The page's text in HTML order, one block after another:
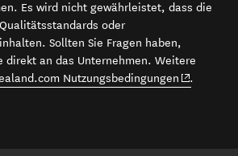
Es wird nicht gewährleistet, dass die
oder
Sollten Sie Fragen haben,
direkt an das Unternehmen. Weitere
Nutzungsbedingungen (opens in
.